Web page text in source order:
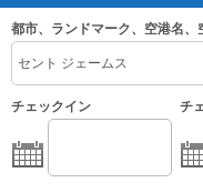
都市、ランドマーク、空港名、
チェックイン チ